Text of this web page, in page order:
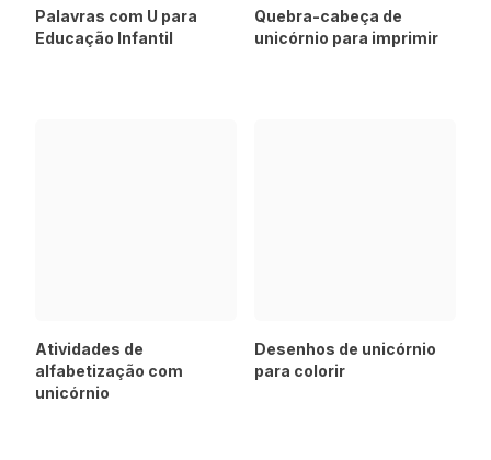
Palavras com U para
Educação Infantil
Quebra-cabeça de
unicórnio para imprimir
Atividades de
alfabetização com
unicórnio
Desenhos de unicórnio
para colorir